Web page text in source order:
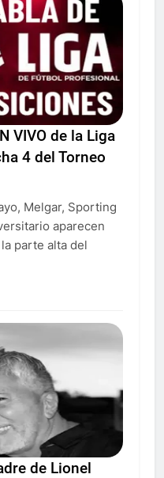
VIVO de la Liga
4 del Torneo
Melgar, Sporting
aparecen
parte alta del
de Lionel